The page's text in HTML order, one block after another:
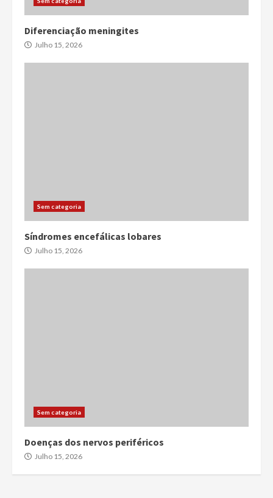
Diferenciação meningites
Julho 15, 2026
Sem categoria
Síndromes encefálicas lobares
Julho 15, 2026
Sem categoria
Doenças dos nervos periféricos
Julho 15, 2026